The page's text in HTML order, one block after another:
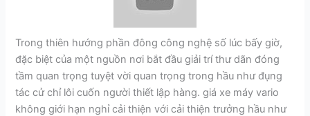
Trong thiên hướng phần đông công nghệ số lúc bấy giờ,
đặc biệt của một nguồn nơi bắt đầu giải trí thư dãn đóng
tầm quan trọng tuyệt vời quan trọng trong hầu như đụng
tác cử chỉ lôi cuốn người thiết lập hàng. giá xe máy vario
không giới hạn nghỉ cải thiện với cải thiện trưởng hầu như